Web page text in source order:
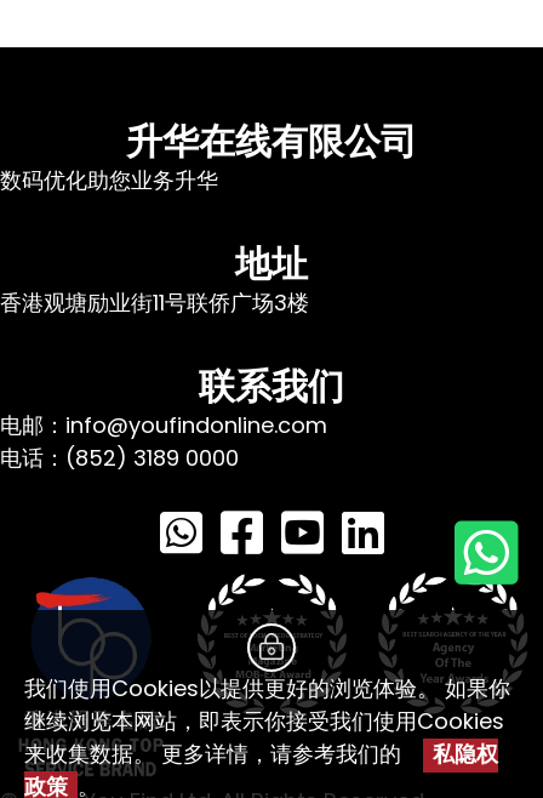
升华在线有限公司
数码优化助您业务升华
地址
香港观塘励业街11号联侨广场3楼
联系我们
电邮：info@youfindonline.com
电话：(852) 3189 0000
我们使用Cookies以提供更好的浏览体验。 如果你
继续浏览本网站，即表示你接受我们使用Cookies
来收集数据。 更多详情，请参考我们的
私隐权
政策 。